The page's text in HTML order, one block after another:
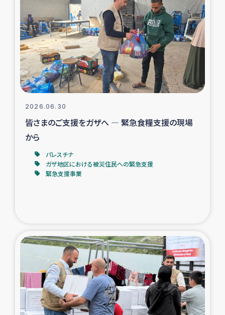
スリランカの南北女性をつなぐサリー・リサイクル・プロ
ジェクト
復興支援事業
民際教育事業
令和6年能登半島地震 緊急支援
タイ国境ミャンマー移民子ども支援
漁民によるマングローブ植林活動
レバノンでのシリア難民への食糧・越冬支援
2026.06.30
皆さまのご支援をガザへ ― 緊急食糧支援の現場
から
パレスチナ
ガザ地区における被災住民への緊急支援
緊急支援事業